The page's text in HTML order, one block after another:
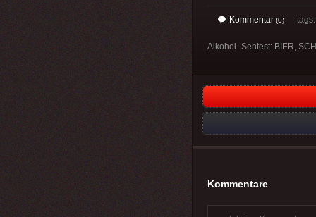
Kommentar (0)
Alkohol- Sehtest: BIER,
Kommentare